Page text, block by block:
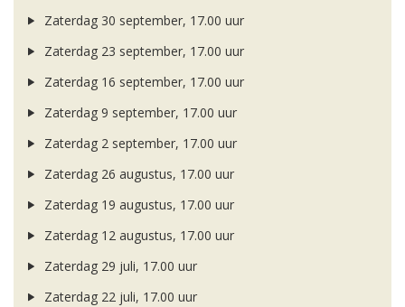
Zaterdag 30 september, 17.00 uur
Zaterdag 23 september, 17.00 uur
Zaterdag 16 september, 17.00 uur
Zaterdag 9 september, 17.00 uur
Zaterdag 2 september, 17.00 uur
Zaterdag 26 augustus, 17.00 uur
Zaterdag 19 augustus, 17.00 uur
Zaterdag 12 augustus, 17.00 uur
Zaterdag 29 juli, 17.00 uur
Zaterdag 22 juli, 17.00 uur